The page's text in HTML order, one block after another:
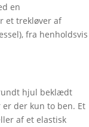
en
et trekløver af
fra henholdsvis
rundt hjul beklædt
der kun to ben. Et
af et elastisk